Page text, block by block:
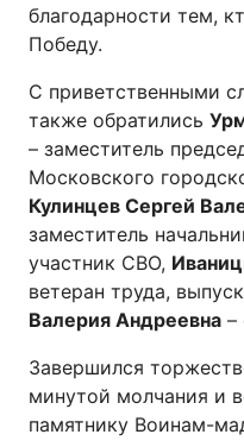
благодарности тем,
Победу.
С приветственными
также обратились
– заместитель
Московского
Кулинцев Сергей
заместитель
участник СВО,
ветеран труда,
Валерия Андреевна –
Завершился
минутой молчания и
памятнику Воинам-